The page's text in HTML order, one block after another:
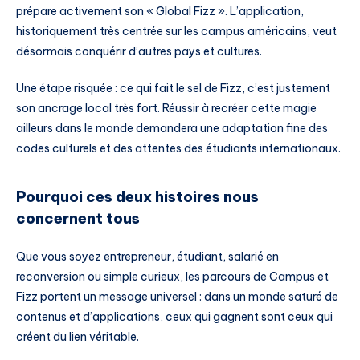
prépare activement son « Global Fizz ». L’application,
historiquement très centrée sur les campus américains, veut
désormais conquérir d’autres pays et cultures.
Une étape risquée : ce qui fait le sel de Fizz, c’est justement
son ancrage local très fort. Réussir à recréer cette magie
ailleurs dans le monde demandera une adaptation fine des
codes culturels et des attentes des étudiants internationaux.
Pourquoi ces deux histoires nous
concernent tous
Que vous soyez entrepreneur, étudiant, salarié en
reconversion ou simple curieux, les parcours de Campus et
Fizz portent un message universel : dans un monde saturé de
contenus et d’applications, ceux qui gagnent sont ceux qui
créent du lien véritable.